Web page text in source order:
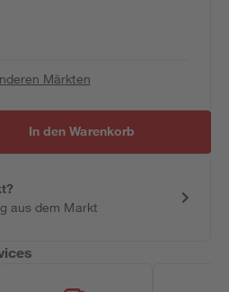
Märkten
In den Warenkorb
aus dem Markt